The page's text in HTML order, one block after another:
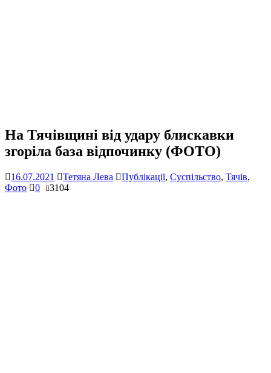
На Тячівщині від удару блискавки
згоріла база відпочинку (ФОТО)
16.07.2021 Тетяна Лева Публікації, Суспільство, Тячів,
Фото
0 3104